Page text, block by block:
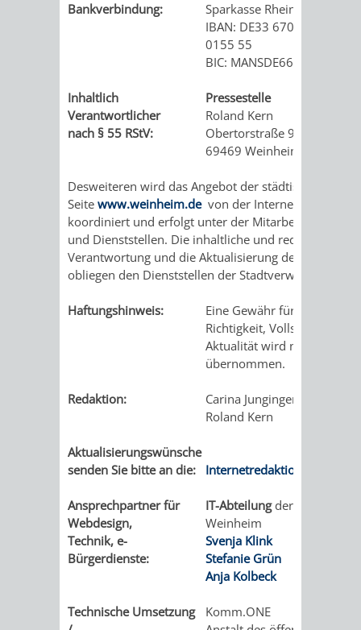
Bankverbindung:
Sparkasse Rhein Neckar
IBAN: DE33 6705 0505
0155 55
BIC: MANSDE66XXX
Inhaltlich
Verantwortlicher
nach § 55 RStV:
Pressestelle
Roland Kern
Obertorstraße 9
69469 Weinheim
Desweiteren wird das Angebot der städtischen
Seite www.weinheim.devon der Internet-Redaktion
koordiniert und erfolgt unter der Mitarbeit der Ämter
und Dienststellen. Die inhaltliche und redaktionelle
Verantwortung und die Aktualisierung der
obliegen den Dienststellen der Stadtverwaltung.
Haftungshinweis:
Eine Gewähr für die
Richtigkeit, Vollständigkeit
Aktualität wird nicht
übernommen.
Redaktion:
Carina Junginger
Roland Kern
Aktualisierungswünsche
senden Sie bitte an die:
Internetredaktion
Ansprechpartner für
Webdesign,
Technik, e-
Bürgerdienste:
IT-Abteilungder Stadt
Weinheim
Svenja Klink
Stefanie Grün
Anja Kolbeck
Technische Umsetzung
Komm.ONE